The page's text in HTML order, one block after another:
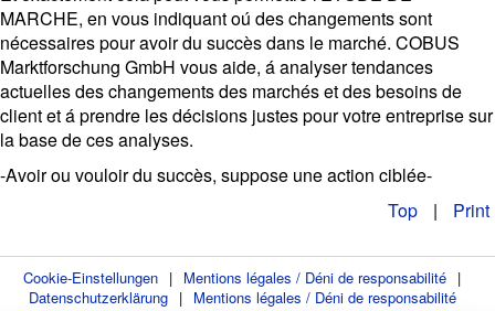
MARCHE, en vous indiquant oú des changements sont
nécessaires pour avoir du succès dans le marché. COBUS
Marktforschung GmbH vous aide, á analyser tendances
actuelles des changements des marchés et des besoins de
client et á prendre les décisions justes pour votre entreprise sur
la base de ces analyses.
-Avoir ou vouloir du succès, suppose une action ciblée-
Top
| Print
Cookie-Einstellungen | Mentions légales / Déni de responsabilité |
Datenschutzerklärung
|
Mentions légales / Déni de responsabilité